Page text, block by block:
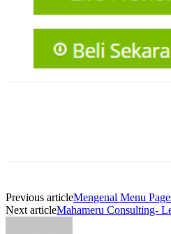
Previous articleMengenal Menu
Next articleMahameru Consulting-